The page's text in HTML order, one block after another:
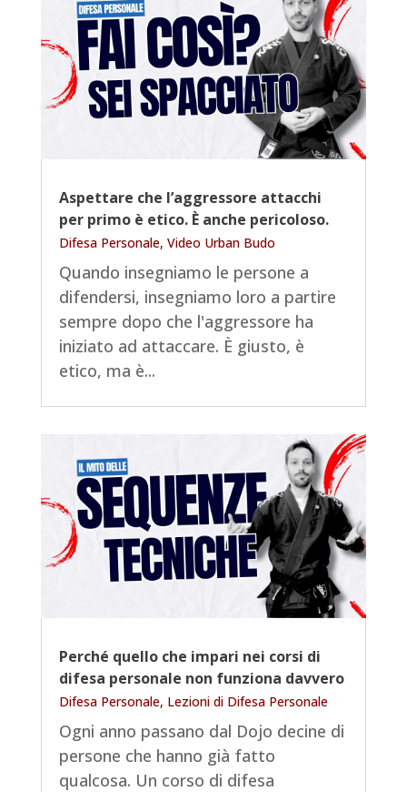
Aspettare che l’aggressore attacchi
per primo è etico. È anche pericoloso.
Difesa Personale, Video Urban Budo
Quando insegniamo le persone a
difendersi, insegniamo loro a partire
sempre dopo che l'aggressore ha
iniziato ad attaccare. È giusto, è
etico, ma è...
Perché quello che impari nei corsi di
difesa personale non funziona davvero
Difesa Personale, Lezioni di Difesa Personale
Ogni anno passano dal Dojo decine di
persone che hanno già fatto
qualcosa. Un corso di difesa